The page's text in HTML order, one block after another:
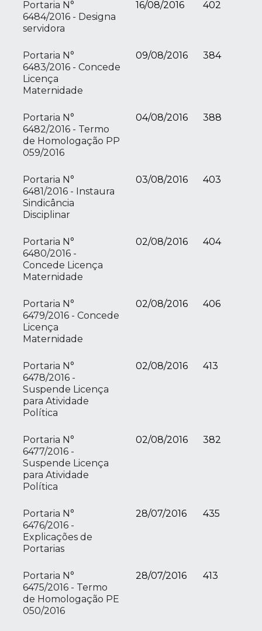
Portaria N°
6484/2016 - Designa
servidora
16/08/2016 402
Portaria N°
6483/2016 - Concede
Licença
Maternidade
09/08/2016 384
Portaria N°
6482/2016 - Termo
de Homologação PP
059/2016
04/08/2016 388
Portaria N°
6481/2016 - Instaura
Sindicância
Disciplinar
03/08/2016 403
Portaria N°
6480/2016 -
Concede Licença
Maternidade
02/08/2016 404
Portaria N°
6479/2016 - Concede
Licença
Maternidade
02/08/2016 406
Portaria N°
6478/2016 -
Suspende Licença
para Atividade
Política
02/08/2016 413
Portaria N°
6477/2016 -
Suspende Licença
para Atividade
Política
02/08/2016 382
Portaria N°
6476/2016 -
Explicações de
Portarias
28/07/2016 435
Portaria N°
6475/2016 - Termo
de Homologação PE
050/2016
28/07/2016 413